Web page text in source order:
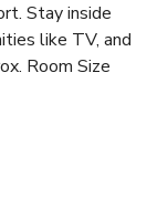
Stay inside
like TV, and
Room Size